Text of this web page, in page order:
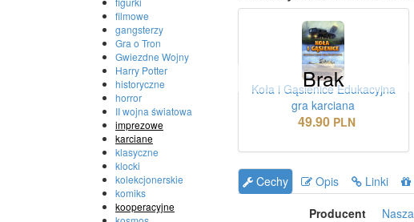
filmowe
gangsterzy
Gra o Tron
Gwiezdne Wojny
Harry Potter
historyczne
horror
II wojna światowa
imprezowe
karciane
klasyczne
klocki
kolekcjonerskie
komiks
kooperacyjne
Brak
Koła i Gąsienice Edukacyjna
gra karciana
49.90 PLN
Cechy Opis Linki
Producent